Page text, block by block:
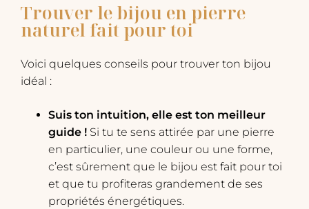
Trouver le bijou en pierre
naturel fait pour toi
Voici quelques conseils pour trouver ton bijou
idéal :
Suis ton intuition, elle est ton meilleur
guide ! Si tu te sens attirée par une pierre
en particulier, une couleur ou une forme,
c’est sûrement que le bijou est fait pour toi
et que tu profiteras grandement de ses
propriétés énergétiques.